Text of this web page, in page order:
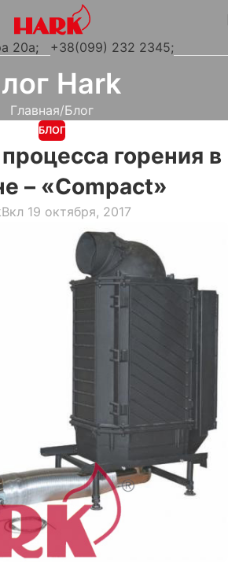
20а; +38(099) 232 2345;
Hark
Главная Блог
БЛОГ
горения в
– «Compact»
Вкл 19 октября, 2017